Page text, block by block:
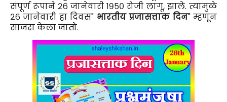
संपूर्ण रूपाने २६ जानेवारी १९५० रोजी लागू, झाले. त्यामुळे
२६ जानेवारी हा दिवस" भारतीय प्रजासत्ताक दिन" म्हणून
साजरा केला जातो.